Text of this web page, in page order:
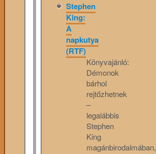
Stephen
King:
A
napkutya
(RTF)
Könyvajánló:
Démonok
bárhol
rejtőzhetnek
–
legalábbis
Stephen
King
magánbirodalmában,